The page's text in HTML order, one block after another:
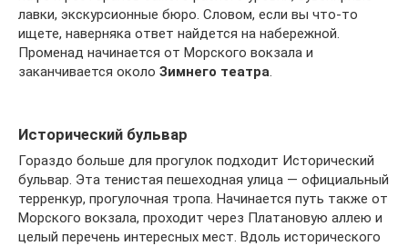
лавки, экскурсионные бюро. Словом, если вы что-то
ищете, наверняка ответ найдется на набережной.
Променад начинается от Морского вокзала и
заканчивается около Зимнего театра.
Исторический бульвар
Гораздо больше для прогулок подходит Исторический
бульвар. Эта тенистая пешеходная улица — официальный
терренкур, прогулочная тропа. Начинается путь также от
Морского вокзала, проходит через Платановую аллею и
целый перечень интересных мест. Вдоль исторического